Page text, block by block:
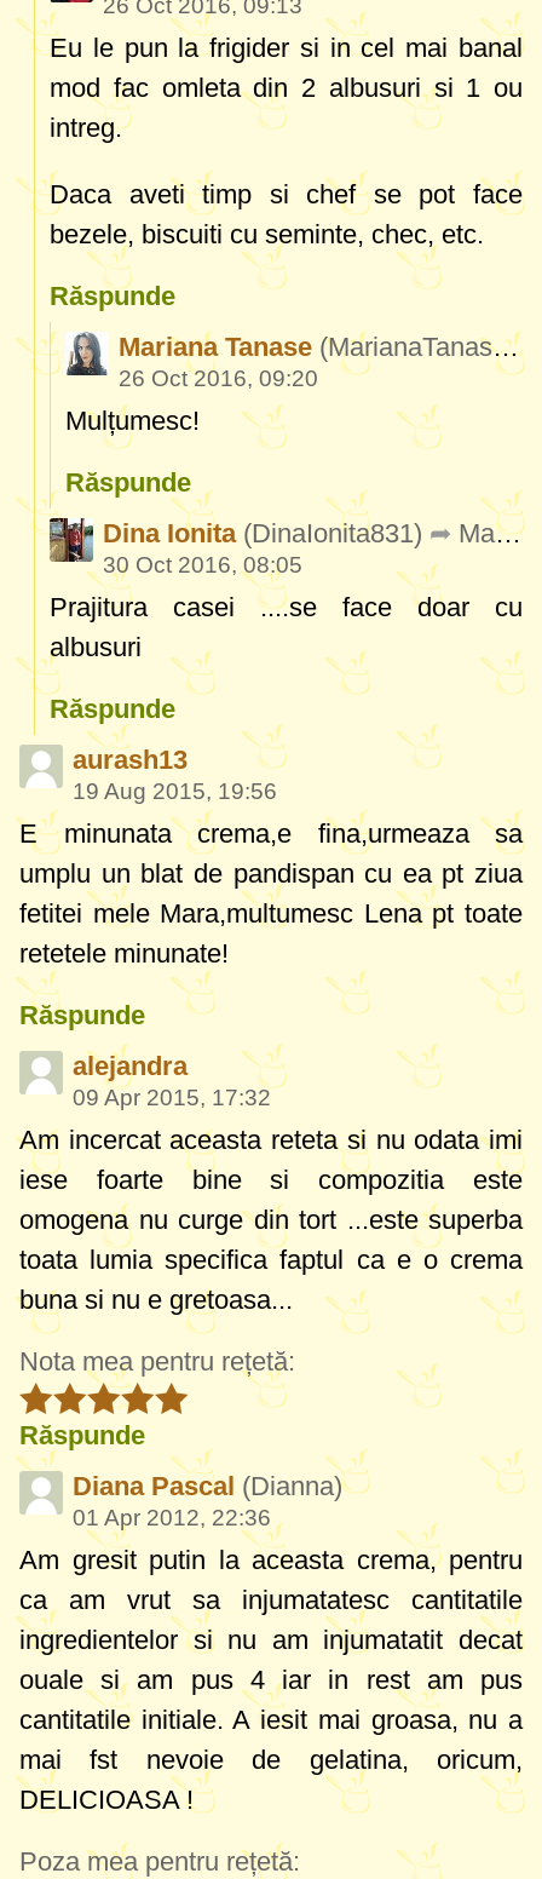
26 Oct 2016, 09:13
Eu le pun la frigider si in cel mai banal
mod fac omleta din 2 albusuri si 1 ou
intreg.
Daca aveti timp si chef se pot face
bezele, biscuiti cu seminte, chec, etc.
Răspunde
Mariana Tanase (MarianaTanase553)
26 Oct 2016, 09:20
Mulțumesc!
Răspunde
Dina Ionita (DinaIonita831) Mariana Tanase
30 Oct 2016, 08:05
Prajitura casei ....se face doar cu
albusuri
Răspunde
aurash13
19 Aug 2015, 19:56
E minunata crema,e fina,urmeaza sa
umplu un blat de pandispan cu ea pt ziua
fetitei mele Mara,multumesc Lena pt toate
retetele minunate!
Răspunde
alejandra
09 Apr 2015, 17:32
Am incercat aceasta reteta si nu odata imi
iese foarte bine si compozitia este
omogena nu curge din tort ...este superba
toata lumia specifica faptul ca e o crema
buna si nu e gretoasa...
Nota mea pentru rețetă:
Răspunde
Diana Pascal (Dianna)
01 Apr 2012, 22:36
Am gresit putin la aceasta crema, pentru
ca am vrut sa injumatatesc cantitatile
ingredientelor si nu am injumatatit decat
ouale si am pus 4 iar in rest am pus
cantitatile initiale. A iesit mai groasa, nu a
mai fst nevoie de gelatina, oricum,
DELICIOASA !
Poza mea pentru rețetă: